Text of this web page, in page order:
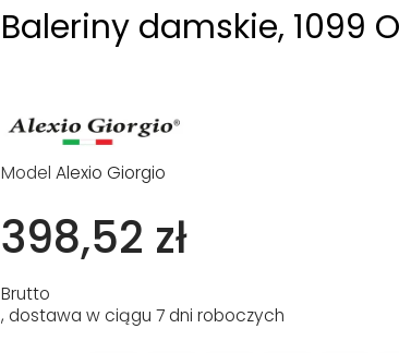
Baleriny damskie, 1099
Model Alexio Giorgio
398,52 zł
Brutto
, dostawa w ciągu 7 dni roboczych